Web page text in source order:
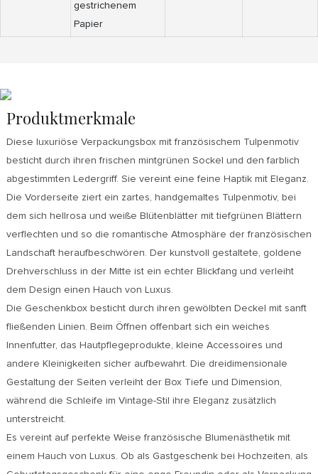
gestrichenem
Papier
Produktmerkmale
Diese luxuriöse Verpackungsbox mit französischem Tulpenmotiv
besticht durch ihren frischen mintgrünen Sockel und den farblich
abgestimmten Ledergriff. Sie vereint eine feine Haptik mit Eleganz.
Die Vorderseite ziert ein zartes, handgemaltes Tulpenmotiv, bei
dem sich hellrosa und weiße Blütenblätter mit tiefgrünen Blättern
verflechten und so die romantische Atmosphäre der französischen
Landschaft heraufbeschwören. Der kunstvoll gestaltete, goldene
Drehverschluss in der Mitte ist ein echter Blickfang und verleiht
dem Design einen Hauch von Luxus.
Die Geschenkbox besticht durch ihren gewölbten Deckel mit sanft
fließenden Linien. Beim Öffnen offenbart sich ein weiches
Innenfutter, das Hautpflegeprodukte, kleine Accessoires und
andere Kleinigkeiten sicher aufbewahrt. Die dreidimensionale
Gestaltung der Seiten verleiht der Box Tiefe und Dimension,
während die Schleife im Vintage-Stil ihre Eleganz zusätzlich
unterstreicht.
Es vereint auf perfekte Weise französische Blumenästhetik mit
einem Hauch von Luxus. Ob als Gastgeschenk bei Hochzeiten, als